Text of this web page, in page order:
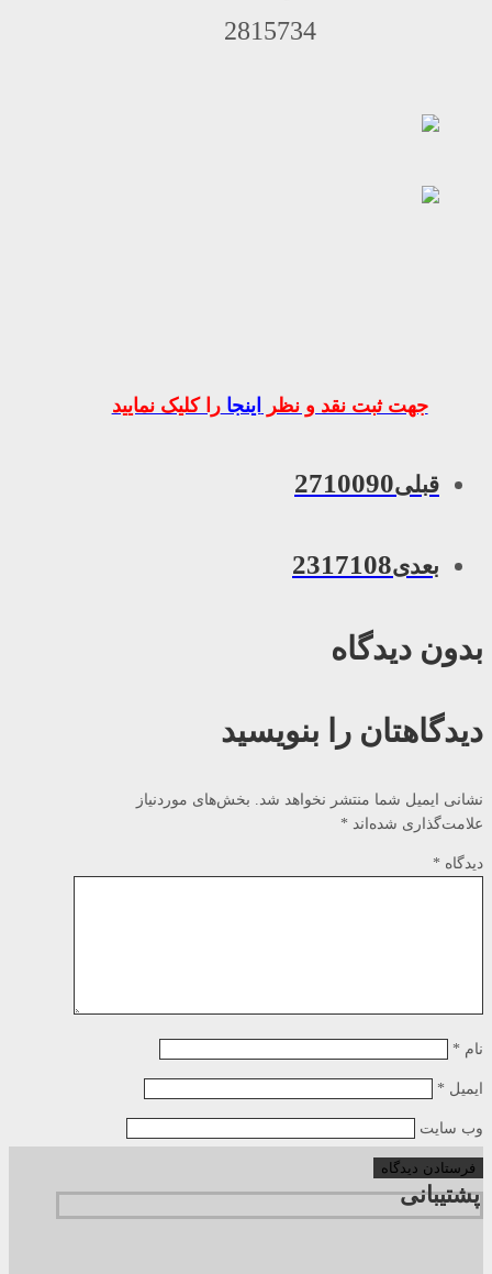
2815734
جهت ثبت نقد و نظر اینجارا کلیک نمایید
قبلی2710090
بعدی2317108
بدون دیدگاه
دیدگاهتان را بنویسید
نشانی ایمیل شما منتشر نخواهد شد. بخش‌های موردنیاز
علامت‌گذاری شده‌اند *
دیدگاه *
نام *
ایمیل *
وب‌ سایت
پشتیبانی